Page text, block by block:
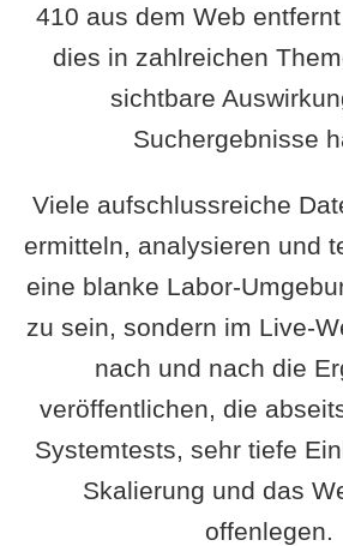
410 aus dem Web
dies in zahlreichen
sichtbare
Suchergebnisse
Viele aufschlussreiche
ermitteln, analysieren und
eine blanke Labor-
zu sein, sondern im Live-
nach und nach die
veröffentlichen, die
Systemtests, sehr tiefe
Skalierung und das
offenlegen.